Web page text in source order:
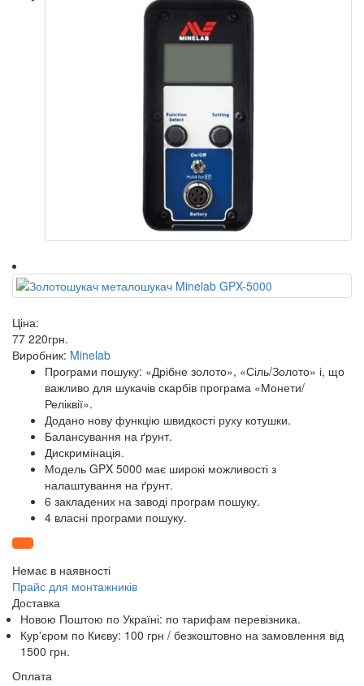
Ціна:
77 220грн.
Виробник: Minelab
Програми пошуку: «Дрібне золото», «Сіль/Золото» і, що
важливо для шукачів скарбів програма «Монети/
Реліквії».
Додано нову функцію швидкості руху котушки.
Балансування на ґрунт.
Дискримінація.
Модель GPX 5000 має широкі можливості з
налаштування на ґрунт.
6 закладених на заводі програм пошуку.
4 власні програми пошуку.
Немає в наявності
Прайс для монтажників
Доставка
Новою Поштою по Україні: по тарифам перевізника.
Кур'єром по Києву: 100 грн / безкоштовно на замовлення від
1500 грн.
Оплата